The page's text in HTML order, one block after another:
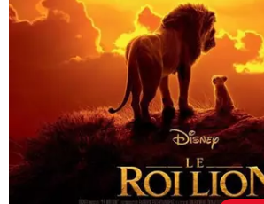
L'Âge de glace
Encanto : critiques, bande-
Luca : synopsis, casting, bande-
Disney+, interview, DVD...
Soul : synopsis, voix françaises,